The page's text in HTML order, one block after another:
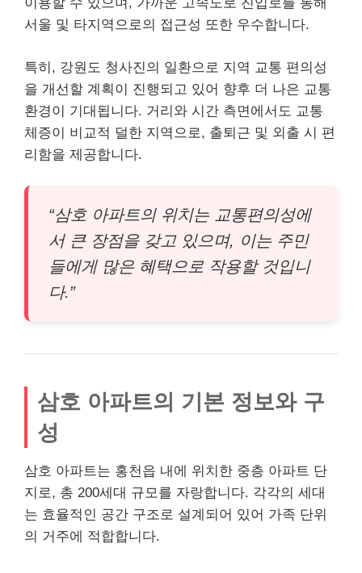
서울 및 타지역으로의 접근성 또한 우수합니다.
특히, 강원도 청사진의 일환으로 지역 교통 편의성
을 개선할 계획이 진행되고 있어 향후 더 나은 교통
환경이 기대됩니다. 거리와 시간 측면에서도 교통
체증이 비교적 덜한 지역으로, 출퇴근 및 외출 시 편
리함을 제공합니다.
“삼호 아파트의 위치는 교통편의성에
서 큰 장점을 갖고 있으며, 이는 주민
들에게 많은 혜택으로 작용할 것입니
다.”
삼호 아파트의 기본 정보와 구
성
삼호 아파트는 홍천읍 내에 위치한 중층 아파트 단
지로, 총 200세대 규모를 자랑합니다. 각각의 세대
는 효율적인 공간 구조로 설계되어 있어 가족 단위
의 거주에 적합합니다.